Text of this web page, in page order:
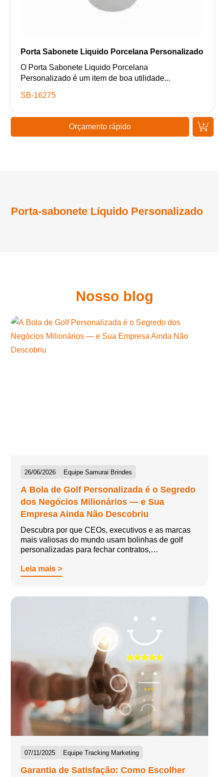
Porta Sabonete Liquido Porcelana Personalizado
O Porta Sabonete Liquido Porcelana
Personalizado é um item de boa utilidade...
SB-16275
Orçamento rápido
Porta-sabonete Líquido Personalizado
Nosso blog
26/06/2026 Equipe Samurai Brindes
A Bola de Golf Personalizada é o Segredo
dos Negócios Milionários — e Sua
Empresa Ainda Não Descobriu
Descubra por que CEOs, executivos e as marcas
mais valiosas do mundo usam bolinhas de golf
personalizadas para fechar contratos,…
Leia mais >
07/11/2025 Equipe Tracking Marketing
Garantia de Satisfação: Como Escolher